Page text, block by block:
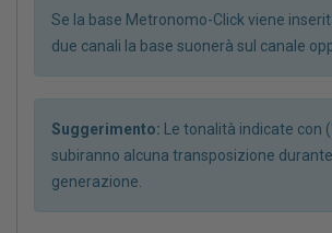
Se la base Metronomo-Click viene
due canali la base suonerà sul canale
Suggerimento: Le tonalità indicate con
subiranno alcuna transposizione
generazione.